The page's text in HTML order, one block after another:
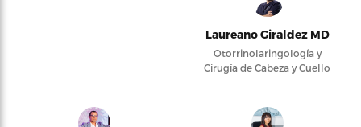
Laureano Giraldez MD
Otorrinolaringología y
Cirugía de Cabeza y Cuello